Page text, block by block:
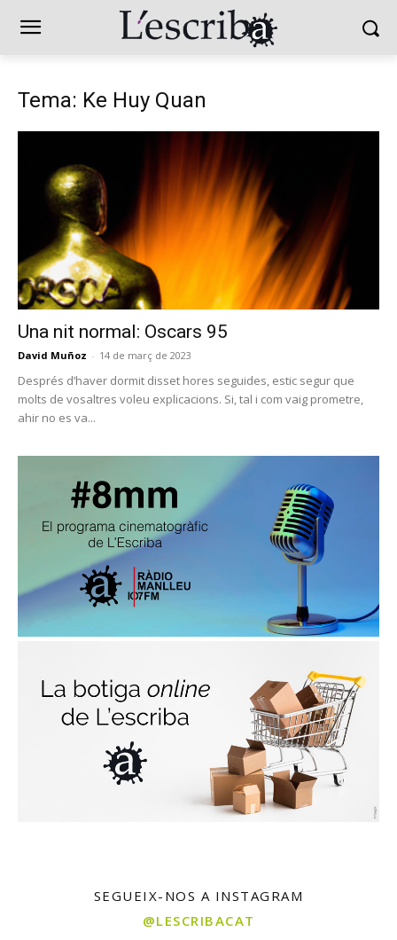
Tema: Ke Huy Quan
Una nit normal: Oscars 95
David Muñoz - 14 de març de 2023
Després d’haver dormit disset hores seguides, estic segur que
molts de vosaltres voleu explicacions. Si, tal i com vaig prometre,
ahir no es va...
SEGUEIX-NOS A INSTAGRAM
@LESCRIBACAT